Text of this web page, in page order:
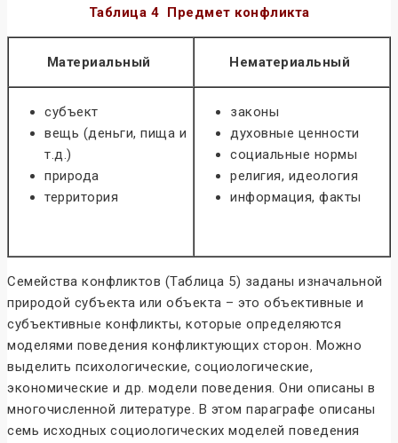
Таблица 4 Предмет конфликта
Материальный Нематериальный
субъект
вещь (деньги, пища и
т.д.)
природа
территория
законы
духовные ценности
социальные нормы
религия, идеология
информация, факты
Семейства конфликтов (Таблица 5) заданы изначальной
природой субъекта или объекта – это объективные и
субъективные конфликты, которые определяются
моделями поведения конфликтующих сторон. Можно
выделить психологические, социологические,
экономические и др. модели поведения. Они описаны в
многочисленной литературе. В этом параграфе описаны
семь исходных социологических моделей поведения